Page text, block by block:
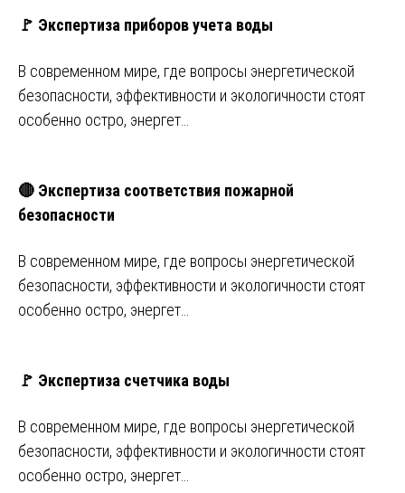
🚩 Экспертиза приборов учета воды
В современном мире, где вопросы энергетической
безопасности, эффективности и экологичности стоят
особенно остро, энергет…
🔴 Экспертиза соответствия пожарной
безопасности
В современном мире, где вопросы энергетической
безопасности, эффективности и экологичности стоят
особенно остро, энергет…
🚩 Экспертиза счетчика воды
В современном мире, где вопросы энергетической
безопасности, эффективности и экологичности стоят
особенно остро, энергет…